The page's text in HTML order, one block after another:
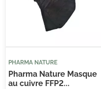
PHARMA NATURE
Pharma Nature Masque
au cuivre FFP2...